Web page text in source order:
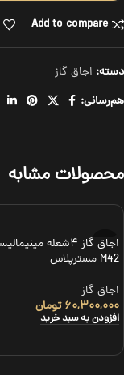
Add to compare
دسته: اجاق گاز
هم‌رسانی:
محصولات مشابه
M42 مسترپلاس
اجاق گاز
۶۰,۳۰۰,۰۰۰ تومان
افزودن به سبد خرید